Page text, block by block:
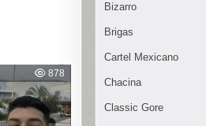
878
Bizarro
Brigas
Cartel Mexicano
Chacina
Classic Gore